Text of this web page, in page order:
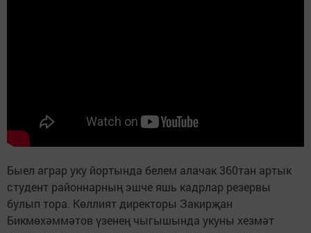
Быел аграр уку йортында белем алачак 360тан артык
студент районнарның эшче яшь кадрлар резервы
булып тора. Көллият директоры Закирҗан
Бикмөхәммәтов үзенең чыгышында укуны хезмәт